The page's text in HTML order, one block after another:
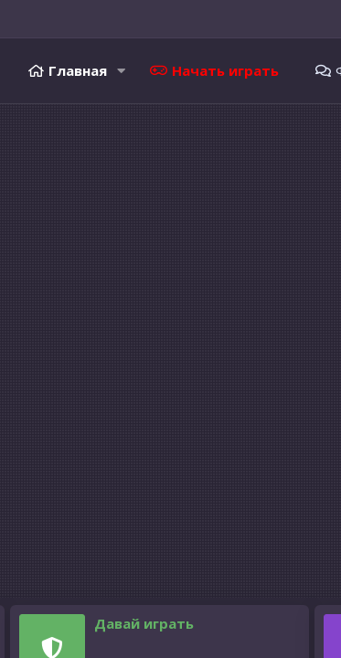
Главная Начать играть
Давай играть